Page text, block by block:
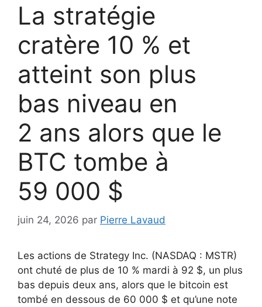
La stratégie
cratère 10 % et
atteint son plus
bas niveau en
2 ans alors que le
BTC tombe à
59 000 $
juin 24, 2026 par Pierre Lavaud
Les actions de Strategy Inc. (NASDAQ : MSTR)
ont chuté de plus de 10 % mardi à 92 $, un plus
bas depuis deux ans, alors que le bitcoin est
tombé en dessous de 60 000 $ et qu’une note